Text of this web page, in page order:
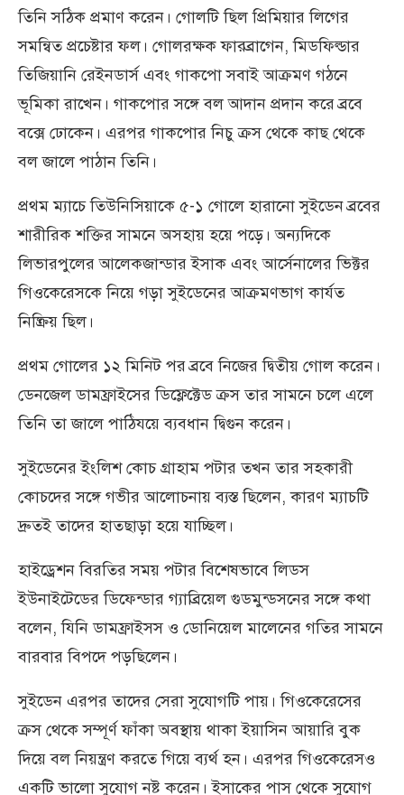
তিনি সঠিক প্রমাণ করেন। গোলটি ছিল প্রিমিয়ার লিগের
সমন্বিত প্রচেষ্টার ফল। গোলরক্ষক ফারব্রাগেন, মিডফিল্ডার
তিজিয়ানি রেইনডার্স এবং গাকপো সবাই আক্রমণ গঠনে
ভূমিকা রাখেন। গাকপোর সঙ্গে বল আদান প্রদান করে ব্রবে
বক্সে ঢোকেন। এরপর গাকপোর নিচু ক্রস থেকে কাছ থেকে
বল জালে পাঠান তিনি।
প্রথম ম্যাচে তিউনিসিয়াকে ৫-১ গোলে হারানো সুইডেন ব্রবের
শারীরিক শক্তির সামনে অসহায় হয়ে পড়ে। অন্যদিকে
লিভারপুলের আলেকজান্ডার ইসাক এবং আর্সেনালের ভিক্টর
গিওকেরেসকে নিয়ে গড়া সুইডেনের আক্রমণভাগ কার্যত
নিষ্ক্রিয় ছিল।
প্রথম গোলের ১২ মিনিট পর ব্রবে নিজের দ্বিতীয় গোল করেন।
ডেনজেল ডামফ্রাইসের ডিফ্লেক্টেড ক্রস তার সামনে চলে এলে
তিনি তা জালে পাঠিযয়ে ব্যবধান দ্বিগুন করেন।
সুইডেনের ইংলিশ কোচ গ্রাহাম পটার তখন তার সহকারী
কোচদের সঙ্গে গভীর আলোচনায় ব্যস্ত ছিলেন, কারণ ম্যাচটি
দ্রুতই তাদের হাতছাড়া হয়ে যাচ্ছিল।
হাইড্রেশন বিরতির সময় পটার বিশেষভাবে লিডস
ইউনাইটেডের ডিফেন্ডার গ্যাব্রিয়েল গুডমুন্ডসনের সঙ্গে কথা
বলেন, যিনি ডামফ্রাইসস ও ডোনিয়েল মালেনের গতির সামনে
বারবার বিপদে পড়ছিলেন।
সুইডেন এরপর তাদের সেরা সুযোগটি পায়। গিওকেরেসের
ক্রস থেকে সম্পূর্ণ ফাঁকা অবস্থায় থাকা ইয়াসিন আয়ারি বুক
দিয়ে বল নিয়ন্ত্রণ করতে গিয়ে ব্যর্থ হন। এরপর গিওকেরেসও
একটি ভালো সুযোগ নষ্ট করেন। ইসাকের পাস থেকে সুযোগ